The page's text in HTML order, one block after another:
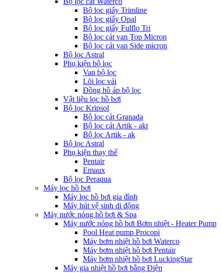
Bộ lọc giấy Trimline
Bộ lọc giấy Opal
Bộ lọc giấy Fulflo Tri
Bộ lọc cát van Top Micron
Bộ lọc cát van Side micron
Bộ lọc Astral
Phụ kiện bộ lọc
Van bộ lọc
Lõi lọc vải
Đồng hồ áp bộ lọc
Vật liệu lọc hồ bơi
Bộ lọc Kripsol
Bộ lọc cát Granada
Bộ lọc cát Artik - akt
Bộ lọc Artik - ak
Bộ lọc Astral
Phụ kiện thay thế
Pentair
Emaux
Bộ lọc Peraqua
Máy lọc hồ bơi
Máy lọc hồ bơi gia đình
Máy hút vệ sinh di động
Máy nước nóng hồ bơi & Spa
Máy nước nóng hồ bơi Bơm nhiệt - Heater Pump
Pool Heat pump Procopi
Máy bơm nhiệt hồ bơi Waterco
Máy bơm nhiệt hồ bơi Pentair
Máy bơm nhiệt hồ bơi LuckingStar
Máy gia nhiệt hồ bơi bằng Điện